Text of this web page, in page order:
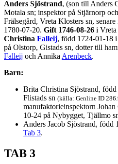
Anders Sjöstrand, (son till Anders
Motala sn; inspektor på Stjärnorp
Frälsegård, Vreta Klosters sn,
1780-07-20. Gift 1746-08-26 i Vreta
Christina Falleij, född 1724-01-18
på Olstorp, Gistads sn, dotter till
Falleij och Annika Arenbeck.
Barn:
Brita Christina Sjöstrand,
Flistads sn (källa: Genline ID
manufaktorieinspektorn Johan
10-24 på Nybygget, Tjällmo
Anders Jacob Sjöstrand, född
Tab 3.
TAB 3